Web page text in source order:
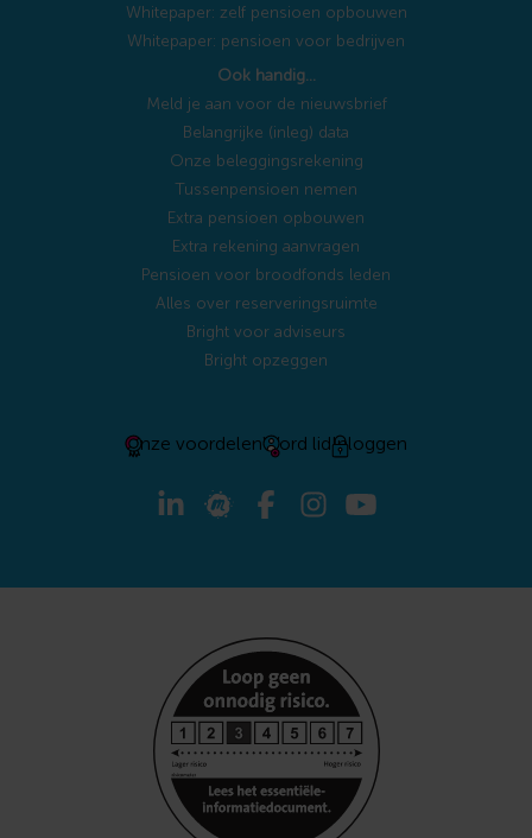
Whitepaper: zelf pensioen opbouwen
Whitepaper: pensioen voor bedrijven
Ook handig…
Meld je aan voor de nieuwsbrief
Belangrijke (inleg) data
Onze beleggingsrekening
Tussenpensioen nemen
Extra pensioen opbouwen
Extra rekening aanvragen
Pensioen voor broodfonds leden
Alles over reserveringsruimte
Bright voor adviseurs
Bright opzeggen
Onze voordelenWord lidInloggen